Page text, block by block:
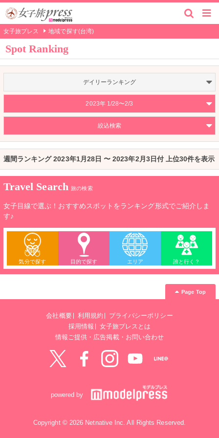
女子旅プレス 地域で探す(台湾)
Spot Ranking
デイリーランキング
2023年 1/28〜2/3
絞込検索
週間ランキング 2023年1月28日 〜 2023年2月3日付 上位30件を表示
Travel Search 旅の検索
女子目線で選ぶ！おすすめスポットをランキング形式でご紹介しま
す♪
気分で探す 目的で探す エリア 誰と行く？
Page Top
会社概要 利用規約
プライバシーポリシー
採用情報
女子旅プレスとは
情報ご提供・広告掲載・お問い合わせ
powered by
Copyright © 2026 Netnative Inc. All Rights Reserved.